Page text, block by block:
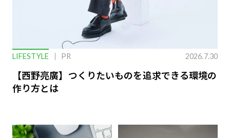
LIFESTYLE PR 2026.7.30
【西野亮廣】つくりたいものを追求できる環境の
作り方とは